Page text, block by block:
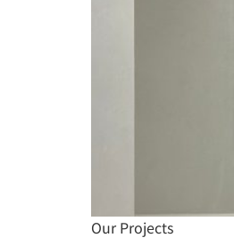
Our Projects